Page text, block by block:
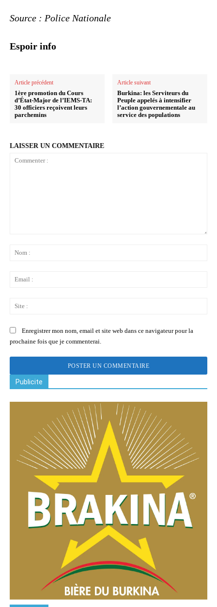
Source : Police Nationale
Espoir info
Article précédent
1ère promotion du Cours
d’État-Major de l’IEMS-TA:
30 officiers reçoivent leurs
parchemins
Article suivant
‎Burkina: les Serviteurs du
Peuple appelés à intensifier
l’action gouvernementale au
service des populations
LAISSER UN COMMENTAIRE
Enregistrer mon nom, email et site web dans ce navigateur pour la
prochaine fois que je commenterai.
Publicite